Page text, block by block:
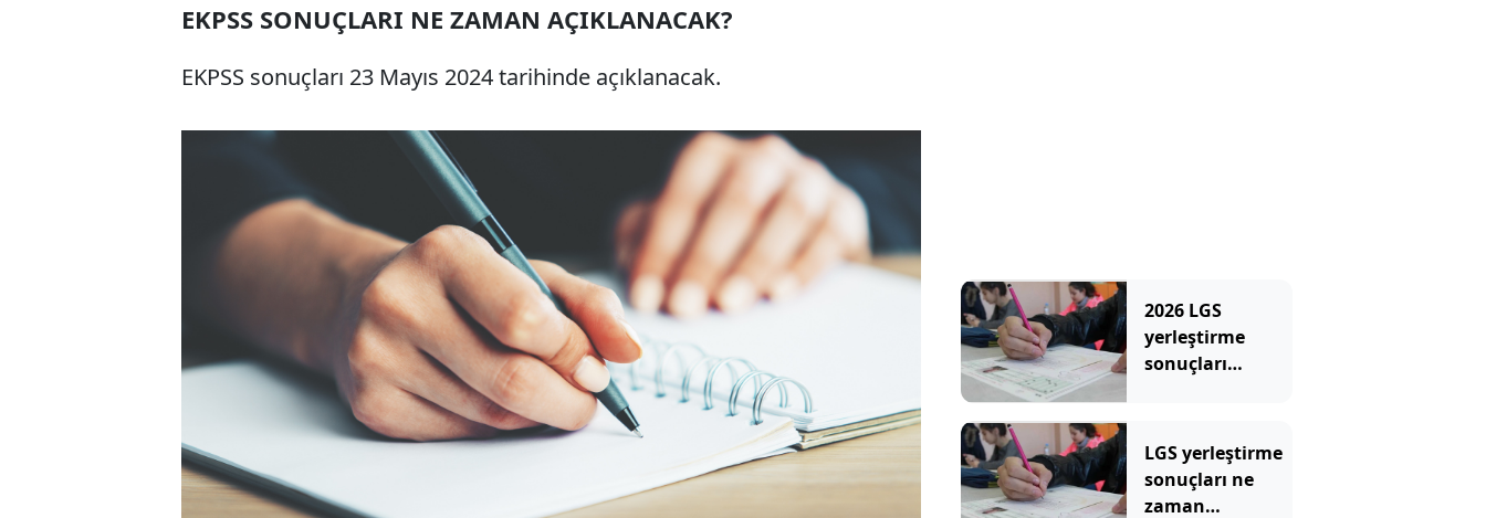
EKPSS SONUÇLARI NE ZAMAN AÇIKLANACAK?
EKPSS sonuçları 23 Mayıs 2024 tarihinde açıklanacak.
2026 LGS
yerleştirme
sonuçları
tercih sonuçları
sorgulama
ekranı
LGS yerleştirme
sonuçları ne
zaman